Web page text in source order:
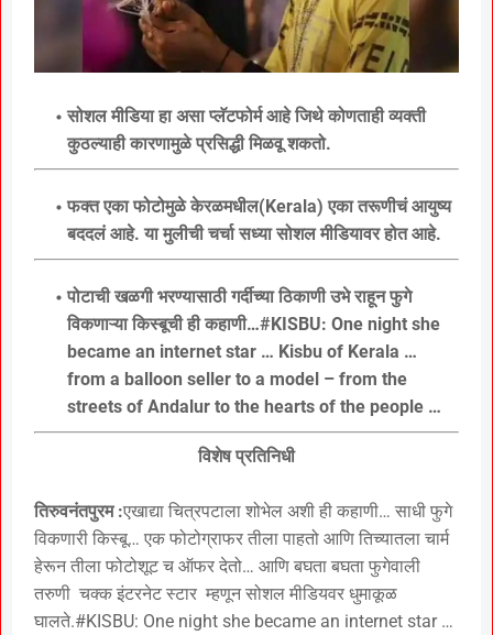
सोशल मीडिया हा असा प्लॅटफोर्म आहे जिथे कोणताही व्यक्ती
कुठल्याही कारणामुळे प्रसिद्धी मिळवू शकतो.
फक्त एका फोटोमुळे केरळमधील(Kerala) एका तरूणीचं आयुष्य
बददलं आहे. या मुलीची चर्चा सध्या सोशल मीडियावर होत आहे.
पोटाची खळगी भरण्यासाठी गर्दीच्या ठिकाणी उभे राहून फुगे
विकणाऱ्या किस्बूची ही कहाणी…#KISBU: One night she
became an internet star … Kisbu of Kerala …
from a balloon seller to a model – from the
streets of Andalur to the hearts of the people …
विशेष प्रतिनिधी
तिरुवनंतपुरम :एखाद्या चित्रपटाला शोभेल अशी ही कहाणी… साधी फुगे
विकणारी किस्बू… एक फोटोग्राफर तीला पाहतो आणि तिच्यातला चार्म
हेरून तीला फोटोशूट च ऑफर देतो… आणि बघता बघता फुगेवाली
तरुणी चक्क इंटरनेट स्टार म्हणून सोशल मीडियवर धुमाकूळ
घालते.#KISBU: One night she became an internet star …